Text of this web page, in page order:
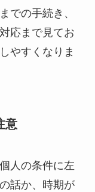
での手続き、
応まで見てお
やすくなりま
意
人の条件に左
話か、時期が